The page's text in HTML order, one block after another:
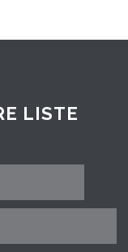
LISTE